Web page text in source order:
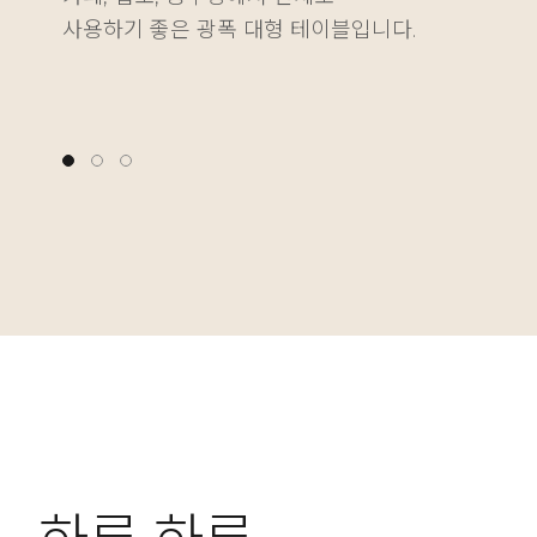
사용하기 좋은 광폭 대형 테이블입니다.
다양한 물건을 깔끔하게 정리하는 재미를 더해줍니다.
나에게 딱 맞는 높이를 자유롭게 설정할 수 있습니다.
사용하기 좋은 광폭 대형 테이블입니다.